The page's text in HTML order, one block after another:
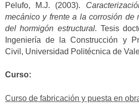
Pelufo, M.J. (2003).
mecánico y frente a la corrosión de
del hormigón estructural. Tesis
Ingeniería de la Construcción y
Civil, Universidad Politécnica de
Curso:
Curso de fabricación y puesta en